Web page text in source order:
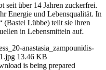
seit über 14 Jahren zuckerfrei.
Energie und Lebensqualität. In
(Bastei Lübbe) teilt sie ihren
in Lebensmitteln auf.
anastasia_zampounidis-
13.46 KB
is being prepared